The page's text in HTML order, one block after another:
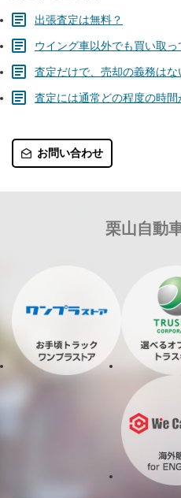
出張査定は無料？
ウイング車以外でも買い取っ
査定だけで、売却の義務はな
査定には通常どの程度の時間
お問い合わせ
栗山自動